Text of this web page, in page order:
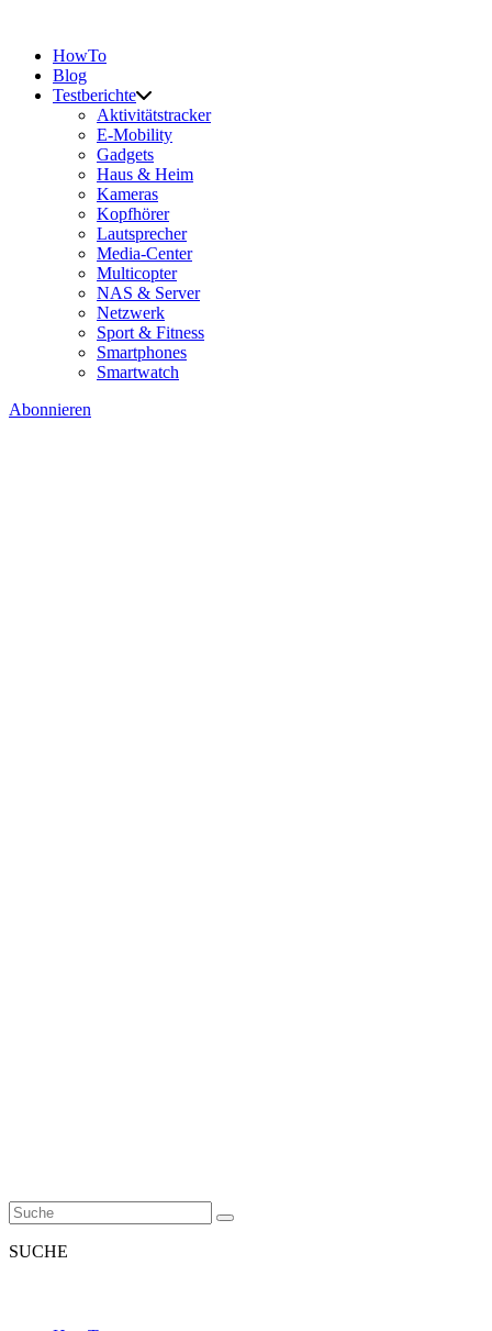
HowTo
Blog
Testberichte
Aktivitätstracker
E-Mobility
Gadgets
Haus & Heim
Kameras
Kopfhörer
Lautsprecher
Media-Center
Multicopter
NAS & Server
Netzwerk
Sport & Fitness
Smartphones
Smartwatch
Abonnieren
SUCHE